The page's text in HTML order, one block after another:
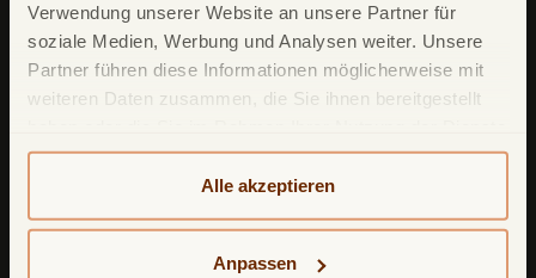
Verwendung unserer Website an unsere Partner für
soziale Medien, Werbung und Analysen weiter. Unsere
Partner führen diese Informationen möglicherweise mit
weiteren Daten zusammen, die Sie ihnen bereitgestellt
gesammelt haben. Weitere detailliertere Informationen
finden Sie in unsererDatenschutzerklärung
Cookie-Policy. Das Impressum können Siehier
Alle akzeptieren
Anpassen
TF Bank Tagesgeld
TF Bank Festgeld
TF Bank Ratenkredit
TF Bank Mobile App